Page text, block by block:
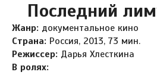
Последний
Жанр: документальное кино
Страна: Россия, 2013, 73 мин.
Режиссер: Дарья Хлесткина
В ролях: